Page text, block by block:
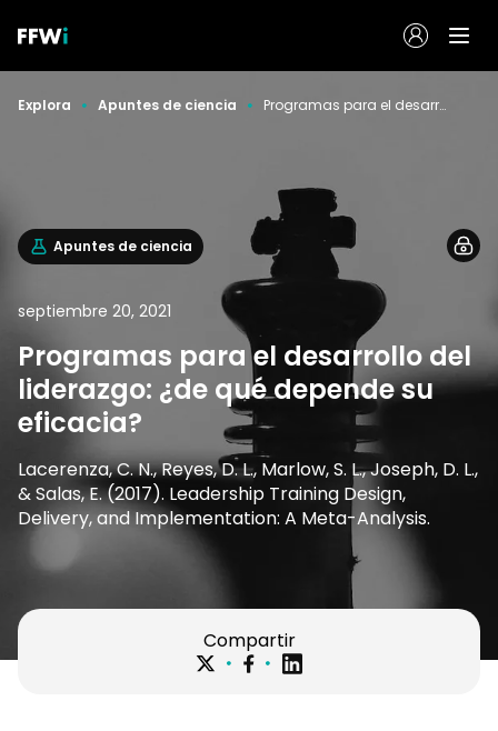
Explora Apuntes de ciencia Programas para el desarrollo del liderazgo: ¿de qué depende su eficacia?
Apuntes de ciencia
septiembre 20, 2021
Programas para el desarrollo del
liderazgo: ¿de qué depende su
eficacia?
Lacerenza, C. N., Reyes, D. L., Marlow, S. L., Joseph, D. L.,
& Salas, E. (2017). Leadership Training Design,
Delivery, and Implementation: A Meta-Analysis.
Compartir